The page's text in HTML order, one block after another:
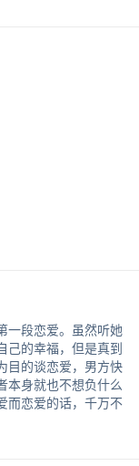
一段恋爱。虽然听她
己的幸福，但是真到
目的谈恋爱，男方快
本身就也不想负什么
而恋爱的话，千万不